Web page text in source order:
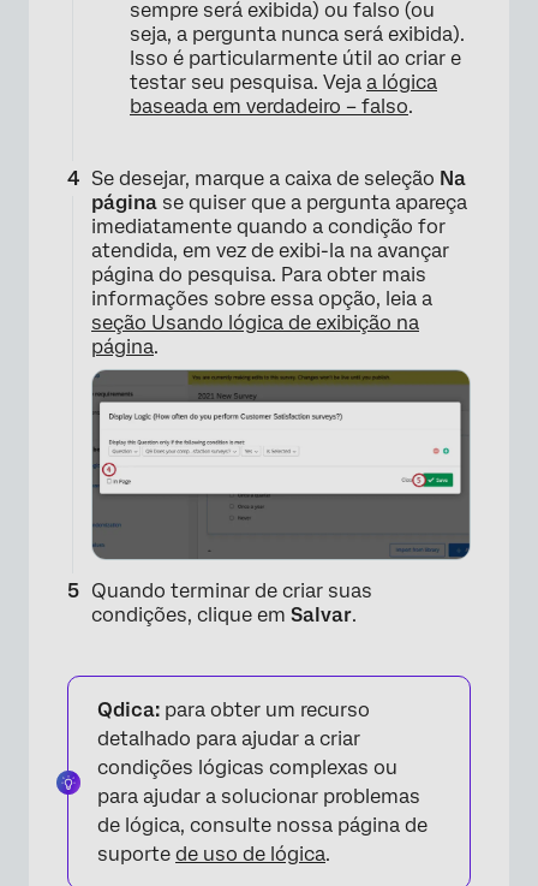
sempre será exibida) ou falso (ou
seja, a pergunta nunca será exibida).
Isso é particularmente útil ao criar e
testar seu pesquisa. Veja a lógica
baseada em verdadeiro – falso.
Se desejar, marque a caixa de seleção Na
página se quiser que a pergunta apareça
imediatamente quando a condição for
atendida, em vez de exibi-la na avançar
página do pesquisa. Para obter mais
informações sobre essa opção, leia a
seção Usando lógica de exibição na
página.
Quando terminar de criar suas
condições, clique em Salvar.
Qdica: para obter um recurso
detalhado para ajudar a criar
condições lógicas complexas ou
para ajudar a solucionar problemas
de lógica, consulte nossa página de
suporte de uso de lógica.